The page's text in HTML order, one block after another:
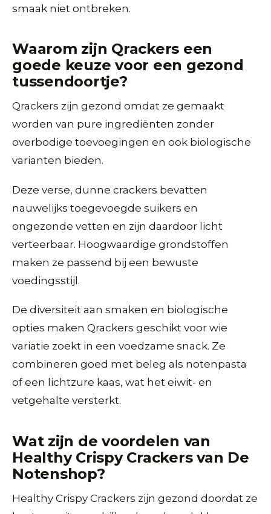
smaak niet ontbreken.
Waarom zijn Qrackers een
goede keuze voor een gezond
tussendoortje?
Qrackers zijn gezond omdat ze gemaakt
worden van pure ingrediënten zonder
overbodige toevoegingen en ook biologische
varianten bieden.
Deze verse, dunne crackers bevatten
nauwelijks toegevoegde suikers en
ongezonde vetten en zijn daardoor licht
verteerbaar. Hoogwaardige grondstoffen
maken ze passend bij een bewuste
voedingsstijl.
De diversiteit aan smaken en biologische
opties maken Qrackers geschikt voor wie
variatie zoekt in een voedzame snack. Ze
combineren goed met beleg als notenpasta
of een lichtzure kaas, wat het eiwit- en
vetgehalte versterkt.
Wat zijn de voordelen van
Healthy Crispy Crackers van De
Notenshop?
Healthy Crispy Crackers zijn gezond doordat ze